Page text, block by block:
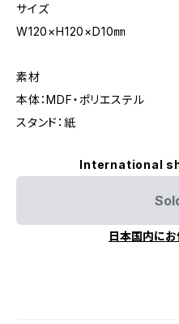
サイズ
W120×H120×D10㎜
素材
本体：MDF・ポリエステル
スタンド：紙
International
日本国内に